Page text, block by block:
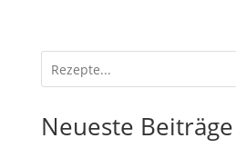
Neueste Beiträge